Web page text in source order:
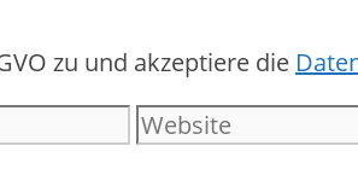
zu und akzeptiere die
Website